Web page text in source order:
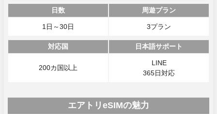
日数 周遊プラン
1日～30日 3プラン
対応国 日本語サポート
200カ国以上
LINE
365日対応
エアトリeSIMの魅力